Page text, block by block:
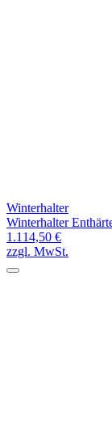
Winterhalter
Winterhalter
1.114,50 €
zzgl. MwSt.